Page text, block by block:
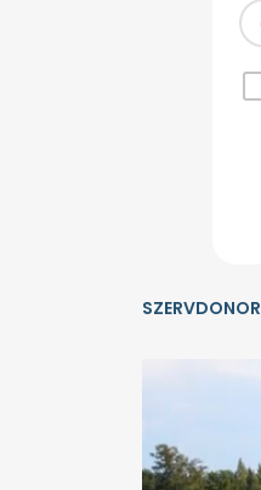
SZERVDONOR